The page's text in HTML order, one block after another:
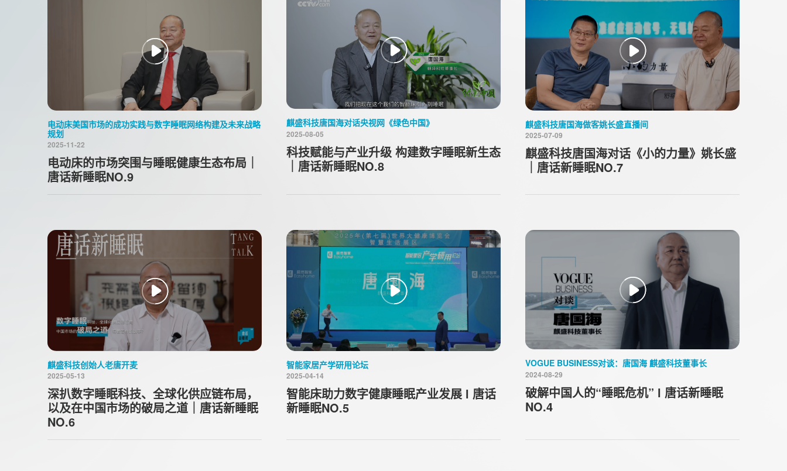
电动床美国市场的成功实践与数字睡眠网络构建及未来战略
规划
2025-11-22
电动床的市场突围与睡眠健康生态布局｜
唐话新睡眠NO.9
麒盛科技唐国海对话央视网《绿色中国》
2025-08-05
科技赋能与产业升级 构建数字睡眠新生态
｜唐话新睡眠NO.8
麒盛科技唐国海做客姚长盛直播间
2025-07-09
麒盛科技唐国海对话《小的力量》姚长盛
｜唐话新睡眠NO.7
麒盛科技创始人老唐开麦
2025-05-13
深扒数字睡眠科技、全球化供应链布局，
以及在中国市场的破局之道｜唐话新睡眠
NO.6
智能家居产学研用论坛
2025-04-14
智能床助力数字健康睡眠产业发展 l 唐话
新睡眠NO.5
VOGUE BUSINESS对谈：唐国海 麒盛科技董事长
2024-08-29
破解中国人的“睡眠危机” l 唐话新睡眠
NO.4